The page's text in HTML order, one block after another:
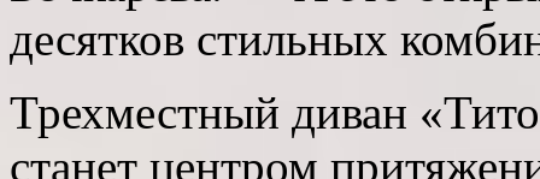
десятков стильных
Трехместный диван
станет центром